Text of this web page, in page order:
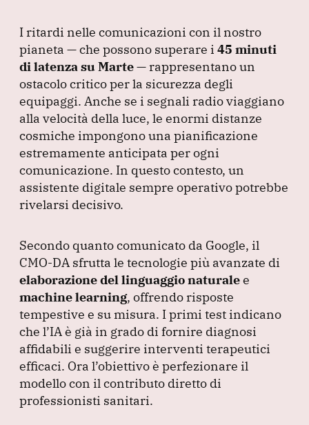
I ritardi nelle comunicazioni con il nostro
pianeta — che possono superare i 45 minuti
di latenza su Marte— rappresentano un
ostacolo critico per la sicurezza degli
equipaggi. Anche se i segnali radio viaggiano
alla velocità della luce, le enormi distanze
cosmiche impongono una pianificazione
estremamente anticipata per ogni
comunicazione. In questo contesto, un
assistente digitale sempre operativo potrebbe
rivelarsi decisivo.
Secondo quanto comunicato da Google, il
CMO-DA sfrutta le tecnologie più avanzate di
elaborazione del linguaggio naturalee
machine learning, offrendo risposte
tempestive e su misura. I primi test indicano
che l’IA è già in grado di fornire diagnosi
affidabili e suggerire interventi terapeutici
efficaci. Ora l’obiettivo è perfezionare il
modello con il contributo diretto di
professionisti sanitari.